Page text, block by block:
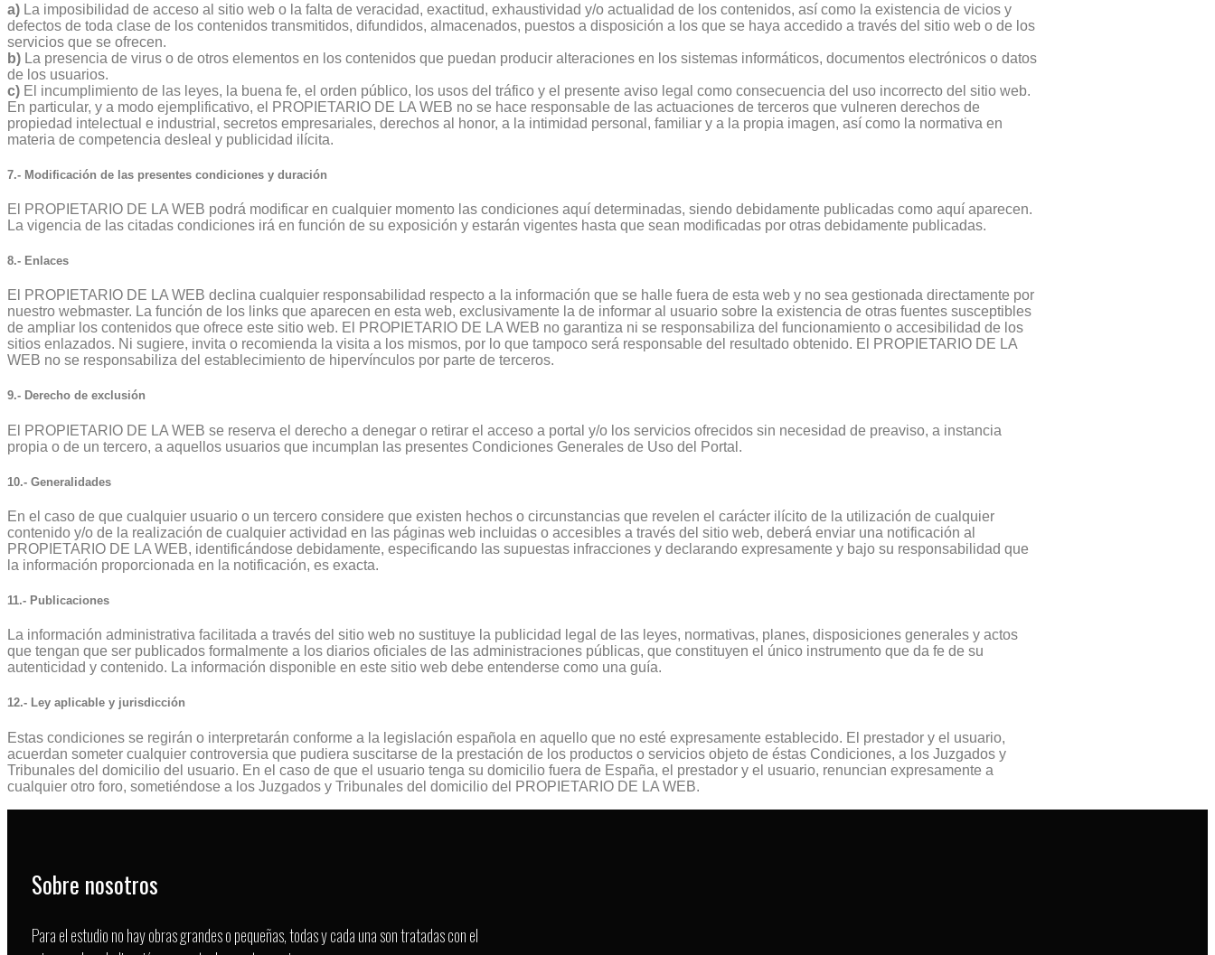
a) La imposibilidad de acceso al sitio web o la falta de veracidad, exactitud, exhaustividad y/o actualidad de los contenidos, así como la existencia de vicios y
defectos de toda clase de los contenidos transmitidos, difundidos, almacenados, puestos a disposición a los que se haya accedido a través del sitio web o de los
servicios que se ofrecen.
b) La presencia de virus o de otros elementos en los contenidos que puedan producir alteraciones en los sistemas informáticos, documentos electrónicos o datos
de los usuarios.
c) El incumplimiento de las leyes, la buena fe, el orden público, los usos del tráfico y el presente aviso legal como consecuencia del uso incorrecto del sitio web.
En particular, y a modo ejemplificativo, el PROPIETARIO DE LA WEB no se hace responsable de las actuaciones de terceros que vulneren derechos de
propiedad intelectual e industrial, secretos empresariales, derechos al honor, a la intimidad personal, familiar y a la propia imagen, así como la normativa en
materia de competencia desleal y publicidad ilícita.
7.- Modificación de las presentes condiciones y duración
El PROPIETARIO DE LA WEB podrá modificar en cualquier momento las condiciones aquí determinadas, siendo debidamente publicadas como aquí aparecen.
La vigencia de las citadas condiciones irá en función de su exposición y estarán vigentes hasta que sean modificadas por otras debidamente publicadas.
8.- Enlaces
El PROPIETARIO DE LA WEB declina cualquier responsabilidad respecto a la información que se halle fuera de esta web y no sea gestionada directamente por
nuestro webmaster. La función de los links que aparecen en esta web, exclusivamente la de informar al usuario sobre la existencia de otras fuentes susceptibles
de ampliar los contenidos que ofrece este sitio web. El PROPIETARIO DE LA WEB no garantiza ni se responsabiliza del funcionamiento o accesibilidad de los
sitios enlazados. Ni sugiere, invita o recomienda la visita a los mismos, por lo que tampoco será responsable del resultado obtenido. El PROPIETARIO DE LA
WEB no se responsabiliza del establecimiento de hipervínculos por parte de terceros.
9.- Derecho de exclusión
El PROPIETARIO DE LA WEB se reserva el derecho a denegar o retirar el acceso a portal y/o los servicios ofrecidos sin necesidad de preaviso, a instancia
propia o de un tercero, a aquellos usuarios que incumplan las presentes Condiciones Generales de Uso del Portal.
10.- Generalidades
En el caso de que cualquier usuario o un tercero considere que existen hechos o circunstancias que revelen el carácter ilícito de la utilización de cualquier
contenido y/o de la realización de cualquier actividad en las páginas web incluidas o accesibles a través del sitio web, deberá enviar una notificación al
PROPIETARIO DE LA WEB, identificándose debidamente, especificando las supuestas infracciones y declarando expresamente y bajo su responsabilidad que
la información proporcionada en la notificación, es exacta.
11.- Publicaciones
La información administrativa facilitada a través del sitio web no sustituye la publicidad legal de las leyes, normativas, planes, disposiciones generales y actos
que tengan que ser publicados formalmente a los diarios oficiales de las administraciones públicas, que constituyen el único instrumento que da fe de su
autenticidad y contenido. La información disponible en este sitio web debe entenderse como una guía.
12.- Ley aplicable y jurisdicción
Estas condiciones se regirán o interpretarán conforme a la legislación española en aquello que no esté expresamente establecido. El prestador y el usuario,
acuerdan someter cualquier controversia que pudiera suscitarse de la prestación de los productos o servicios objeto de éstas Condiciones, a los Juzgados y
Tribunales del domicilio del usuario. En el caso de que el usuario tenga su domicilio fuera de España, el prestador y el usuario, renuncian expresamente a
cualquier otro foro, sometiéndose a los Juzgados y Tribunales del domicilio del PROPIETARIO DE LA WEB.
Sobre nosotros
Para el estudio no hay obras grandes o pequeñas, todas y cada una son tratadas con el